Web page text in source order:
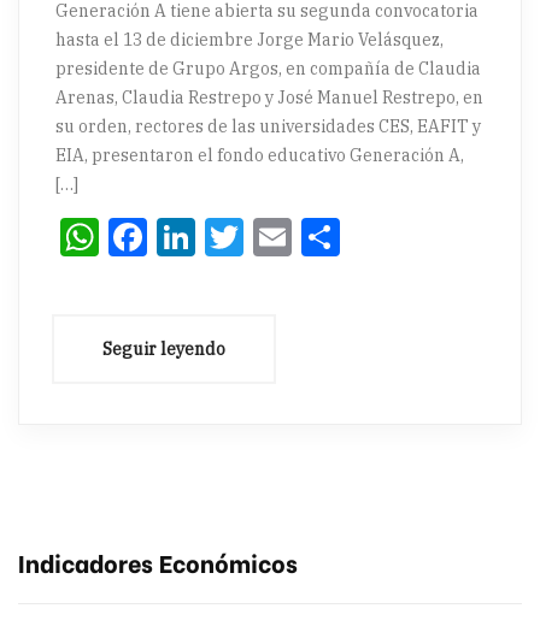
Generación A tiene abierta su segunda convocatoria
hasta el 13 de diciembre Jorge Mario Velásquez,
presidente de Grupo Argos, en compañía de Claudia
Arenas, Claudia Restrepo y José Manuel Restrepo, en
su orden, rectores de las universidades CES, EAFIT y
EIA, presentaron el fondo educativo Generación A,
[…]
WhatsApp
Facebook
LinkedIn
Twitter
Email
Indicadores Económicos